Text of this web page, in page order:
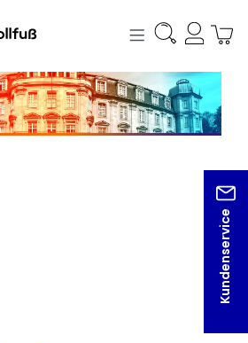
Kundenservice